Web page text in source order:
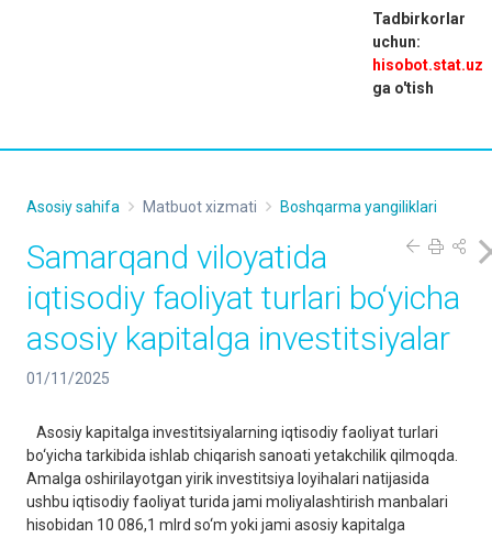
Tadbirkorlar
uchun:
hisobot.stat.uz
ga o'tish
Asosiy sahifa Matbuot xizmati Boshqarma yangiliklari
Samarqand viloyatida
iqtisodiy faoliyat turlari bo‘yicha
asosiy kapitalga investitsiyalar
01/11/2025
Asosiy kapitalga investitsiyalarning iqtisodiy faoliyat turlari
bo‘yicha tarkibida ishlab chiqarish sanoati yetakchilik qilmoqda.
Amalga oshirilayotgan yirik investitsiya loyihalari natijasida
ushbu iqtisodiy faoliyat turida jami moliyalashtirish manbalari
hisobidan 10 086,1 mlrd so‘m yoki jami asosiy kapitalga